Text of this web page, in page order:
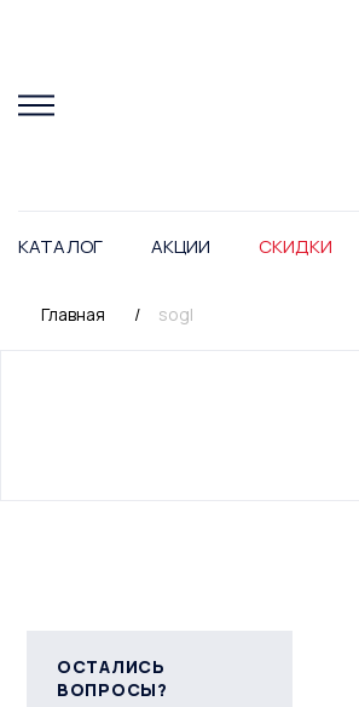
КАТАЛОГ АКЦИИ СКИДКИ
Главная / sogl
ОСТАЛИСЬ
ВОПРОСЫ?